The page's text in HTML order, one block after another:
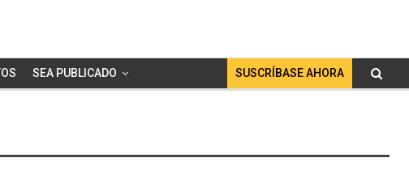
SUSCRÍBASE AHORA
SEA PUBLICADO